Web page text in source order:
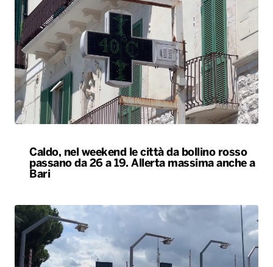
Caldo, nel weekend le città da bollino rosso
passano da 26 a 19. Allerta massima anche a
Bari